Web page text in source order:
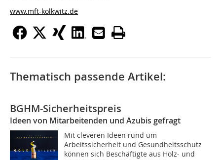
www.mft-kolkwitz.de
Thematisch passende Artikel:
BGHM-Sicherheitspreis
Ideen von Mitarbeitenden und Azubis gefragt
Mit cleveren Ideen rund um
Arbeitssicherheit und Gesundheitsschutz
können sich Beschäftigte aus Holz- und